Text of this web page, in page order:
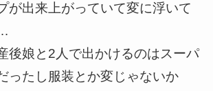
が出来上がっていて変に浮いて
後娘と2人で出かけるのはスーパ
ったし服装とか変じゃないか